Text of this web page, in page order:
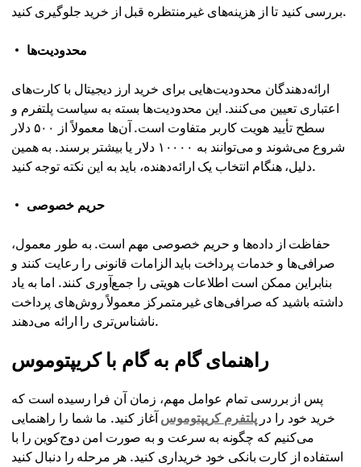
بررسی کنید تا از هزینه‌های غیرمنتظره قبل از خرید جلوگیری کنید.
محدودیت‌ها
ارائه‌دهندگان محدودیت‌هایی برای خرید ارز دیجیتال با کارت‌های
اعتباری تعیین می‌کنند. این محدودیت‌ها بسته به سیاست پلتفرم و
سطح تأیید هویت کاربر متفاوت است. آن‌ها معمولاً از ۵۰۰ دلار
شروع می‌شوند و می‌توانند به ۱۰۰۰۰ دلار یا بیشتر برسند. به همین
دلیل، هنگام انتخاب یک ارائه‌دهنده، باید به این نکته توجه کنید.
حریم خصوصی
حفاظت از داده‌ها و حریم خصوصی مهم است. به طور معمول،
صرافی‌ها و خدمات پرداخت باید الزامات قانونی را رعایت کنند و
بنابراین ممکن است اطلاعات هویتی را جمع‌آوری کنند. اما به یاد
داشته باشید که صرافی‌های غیرمتمرکز معمولاً روش‌های پرداخت
ناشناس‌تری را ارائه می‌دهند.
راهنمای گام به گام با کریپتوموس
پس از بررسی تمام عوامل مهم، زمان آن فرا رسیده است که
خرید خود را درپلتفرم کریپتوموس آغاز کنید. ما شما را راهنمایی
می‌کنیم که چگونه به سرعت و به صورت امن دوج‌کوین را با
استفاده از کارت بانکی خود خریداری کنید. هر مرحله را دنبال کنید